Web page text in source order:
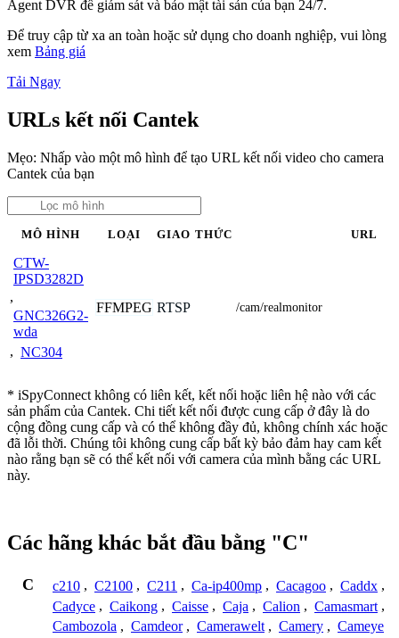
Agent DVR để giám sát và bảo mật tài sản của bạn 24/7.
Để truy cập từ xa an toàn hoặc sử dụng cho doanh nghiệp, vui lòng
xem Bảng giá
Tải Ngay
URLs kết nối Cantek
Mẹo: Nhấp vào một mô hình để tạo URL kết nối video cho camera
Cantek của bạn
MÔ HÌNH LOẠI GIAO THỨC URL
CTW-
IPSD3282D
,
GNC326G2-
wda
, NC304
FFMPEG RTSP /cam/realmonitor
* iSpyConnect không có liên kết, kết nối hoặc liên hệ nào với các
sản phẩm của Cantek. Chi tiết kết nối được cung cấp ở đây là do
cộng đồng cung cấp và có thể không đầy đủ, không chính xác hoặc
đã lỗi thời. Chúng tôi không cung cấp bất kỳ bảo đảm hay cam kết
nào rằng bạn sẽ có thể kết nối với camera của mình bằng các URL
này.
Các hãng khác bắt đầu bằng "C"
C c210 , C2100 , C211 , Ca-ip400mp , Cacagoo , Caddx ,
Cadyce , Caikong , Caisse , Caja , Calion , Camasmart ,
Cambozola , Camdeor , Camerawelt , Camery , Cameye